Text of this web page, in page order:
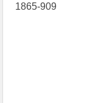
1865-909